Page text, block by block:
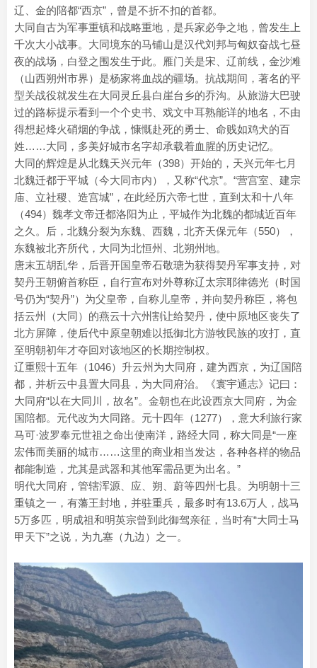
辽、金的陪都“西京”，曾是不折不扣的首都。
大同自古为军事重镇和战略重地，是兵家必争之地，曾发生上
千次大小战事。大同境东的马铺山是汉代刘邦与匈奴奋战七昼
夜的战场，白登之围发生于此。雁门关是宋、辽前线，金沙滩
（山西朔州市界）是杨家将血战的疆场。抗战期间，著名的平
型关战役就发生在大同灵丘县白崖台乡的乔沟。从旅游大巴驶
过的路标提示看到一个个史书、戏文中耳熟能详的地名，不由
得想起烽火硝烟的争战，慷慨赴死的勇士、命贱如鸡犬的百
姓……大同，多美好城市名字却承载着血腥的历史记忆。
大同的辉煌是从北魏天兴元年（398）开始的，天兴元年七月
北魏迁都于平城（今大同市内），又称“代京”。“营宫室、建宗
庙、立社稷、造宫城”，在此经历六帝七世，直到太和十八年
（494）魏孝文帝迁都洛阳为止，平城作为北魏的都城近百年
之久。后，北魏分裂为东魏、西魏，北齐天保元年（550），
东魏被北齐所代，大同为北恒州、北朔州地。
唐末五胡乱华，后晋开国皇帝石敬瑭为获得契丹军事支持，对
契丹王朝俯首称臣，自行宣布对外尊称辽太宗耶律德光（时国
号仍为“契丹”）为父皇帝，自称儿皇帝，并向契丹称臣，将包
括云州（大同）的燕云十六州割让给契丹，使中原地区丧失了
北方屏障，使后代中原皇朝难以抵御北方游牧民族的攻打，直
至明朝初年才夺回对该地区的长期控制权。
辽重熙十五年（1046）升云州为大同府，建为西京，为辽国陪
都，并析云中县置大同县，为大同府治。《寰宇通志》记曰：
大同府“以在大同川，故名”。金朝也在此设西京大同府，为金
国陪都。元代改为大同路。元十四年（1277），意大利旅行家
马可·波罗奉元世祖之命出使南洋，路经大同，称大同是“一座
宏伟而美丽的城市……这里的商业相当发达，各种各样的物品
都能制造，尤其是武器和其他军需品更为出名。”
明代大同府，管辖浑源、应、朔、蔚等四州七县。为明朝十三
重镇之一，有藩王封地，并驻重兵，最多时有13.6万人，战马
5万多匹，明成祖和明英宗曾到此御驾亲征，当时有“大同士马
甲天下”之说，为九塞（九边）之一。